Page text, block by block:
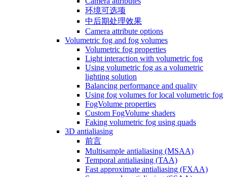
环境可选项
中后期处理效果
Camera attribute options
Volumetric fog and fog volumes
Volumetric fog properties
Light interaction with volumetric fog
Using volumetric fog as a volumetric
lighting solution
Balancing performance and quality
Using fog volumes for local volumetric fog
FogVolume properties
Custom FogVolume shaders
Faking volumetric fog using quads
3D antialiasing
前言
Multisample antialiasing (MSAA)
Temporal antialiasing (TAA)
Fast approximate antialiasing (FXAA)